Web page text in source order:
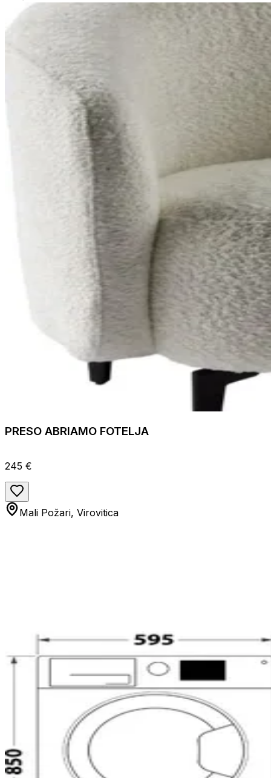
PRESO ABRIAMO FOTELJA
245 €
Mali Požari, Virovitica